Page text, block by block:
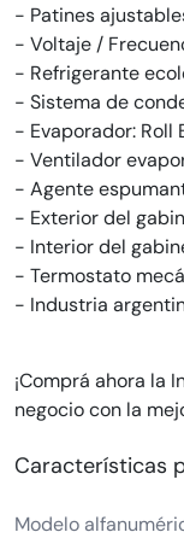
- Patines
- Voltaje /
- Refrigerante
- Sistema de
- Evaporador: Roll
- Ventilador
- Agente
- Exterior del
- Interior del
- Termostato
- Industria
¡Comprá ahora la
negocio con la
Características
Modelo